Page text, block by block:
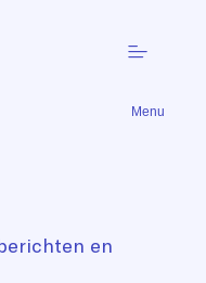
Menu
en